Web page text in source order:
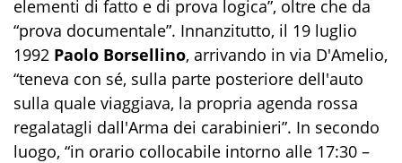
elementi di fatto e di prova logica”, oltre che da
“prova documentale”. Innanzitutto, il 19 luglio
1992 Paolo Borsellino, arrivando in via D'Amelio,
“teneva con sé, sulla parte posteriore dell'auto
sulla quale viaggiava, la propria agenda rossa
regalatagli dall'Arma dei carabinieri”. In secondo
luogo, “in orario collocabile intorno alle 17:30 –